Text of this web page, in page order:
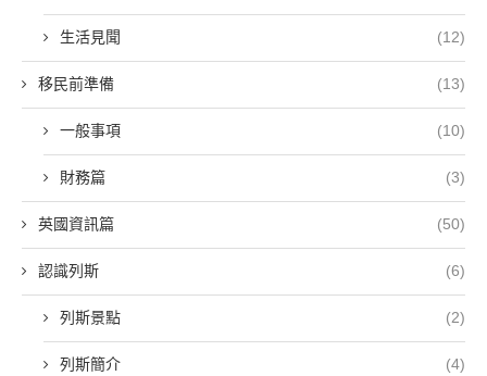
生活見聞 (12)
移民前準備 (13)
一般事項 (10)
財務篇 (3)
英國資訊篇 (50)
認識列斯 (6)
列斯景點 (2)
列斯簡介 (4)